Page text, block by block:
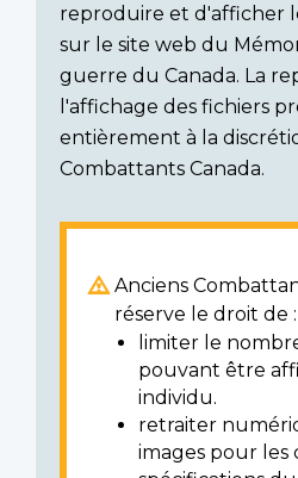
reproduire et d'afficher
sur le site web du
guerre du Canada. La
l'affichage des fichiers
entièrement à la
Combattants Canada.
Anciens
réserve le droit de :
limiter le
pouvant être
individu.
retraiter
images pour les